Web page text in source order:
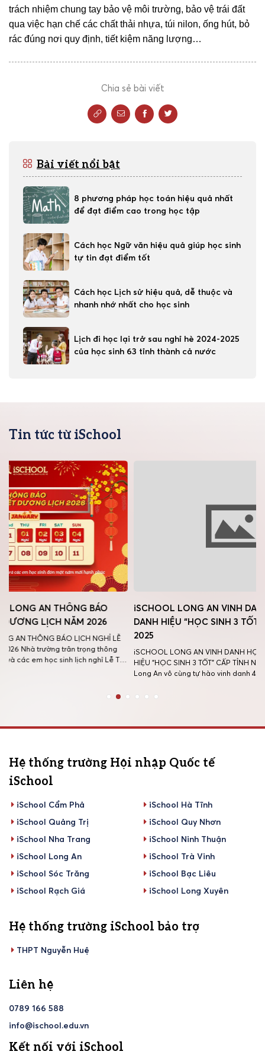
trách nhiệm chung tay bảo vệ môi trường, bảo vệ trái đất
qua việc hạn chế các chất thải nhựa, túi nilon, ống hút, bỏ
rác đúng nơi quy định, tiết kiệm năng lượng…
Chia sẻ bài viết
Bài viết nổi bật
8 phương pháp học toán hiệu quả nhất
để đạt điểm cao trong học tập
Cách học Ngữ văn hiệu quả giúp học sinh
tự tin đạt điểm tốt
Cách học Lịch sử hiệu quả, dễ thuộc và
nhanh nhớ nhất cho học sinh
Lịch đi học lại trở sau nghỉ hè 2024-2025
của học sinh 63 tỉnh thành cả nước
Tin tức từ iSchool
iSCHOOL LONG AN VINH DANH HỌC SINH ĐẠT
DANH HIỆU “HỌC SINH 3 TỐT” CẤP TỈNH NĂM
2025
iSCHOOL LONG AN VINH DANH HỌC SINH ĐẠT DANH
HIỆU “HỌC SINH 3 TỐT” CẤP TỈNH NĂM 2025 Trường iSchool
Long An vô cùng tự hào vinh danh 4 học sinh tiêu biểu đạt
tuyên dương do Tỉnh đoàn Tây Ninh tổ […]
CHƯƠNG
CÒN
VỌNG”
dư âm của
người,
Hệ thống trường Hội nhập Quốc tế
iSchool
iSchool Cẩm Phả
iSchool Hà Tĩnh
iSchool Quảng Trị
iSchool Quy Nhơn
iSchool Nha Trang
iSchool Ninh Thuận
iSchool Long An
iSchool Trà Vinh
iSchool Sóc Trăng
iSchool Bạc Liêu
iSchool Rạch Giá
iSchool Long Xuyên
Hệ thống trường iSchool bảo trợ
THPT Nguyễn Huệ
Liên hệ
0789 166 588
info@ischool.edu.vn
Kết nối với iSchool